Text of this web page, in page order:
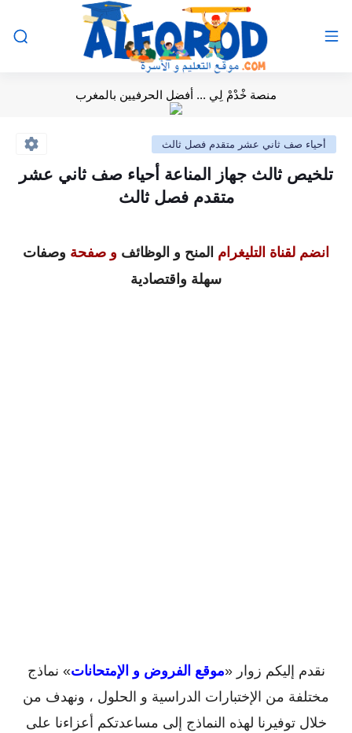
منصة خْدْمْ لِي ... أفضل الحرفيين بالمغرب
أحياء صف ثاني عشر متقدم فصل ثالث
تلخيص ثالث جهاز المناعة أحياء صف ثاني عشر
متقدم فصل ثالث
انضم لقناة التليغرام المنح و الوظائف و صفحة وصفات
سهلة واقتصادية
نقدم إليكم زوار «موقع الفروض و الإمتحانات» نماذج
مختلفة من الإختبارات الدراسية و الحلول ، ونهدف من
خلال توفيرنا لهذه النماذج إلى مساعدتكم أعزاءنا على